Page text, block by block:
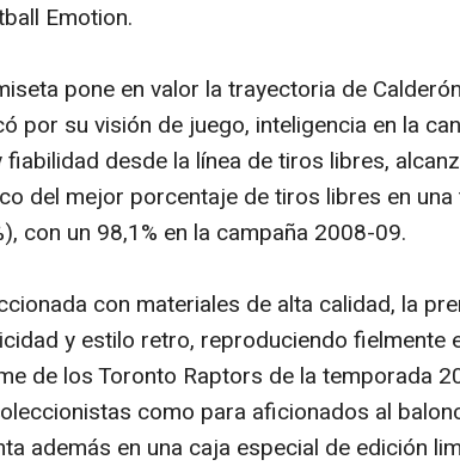
Emotion.
pone en valor la trayectoria de
por su visión de juego, inteligencia en la
fiabilidad desde la línea de tiros libres,
del mejor porcentaje de tiros libres en
con un 98,1% en la campaña 2008-09.
con materiales de alta calidad, la
y estilo retro, reproduciendo fielmente
de los Toronto Raptors de la temporada
como para aficionados al
además en una caja especial de edición